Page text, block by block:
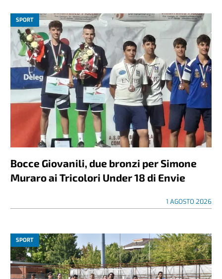
SPORT
Bocce Giovanili, due bronzi per Simone
Muraro ai Tricolori Under 18 di Envie
1 AGOSTO 2026
SPORT